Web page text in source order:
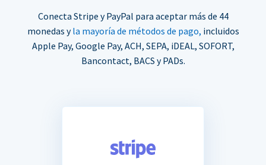
Conecta Stripe y PayPal para aceptar más de 44
monedas yla mayoría de métodos de pago, incluidos
Apple Pay, Google Pay, ACH, SEPA, iDEAL, SOFORT,
Bancontact, BACS y PADs.